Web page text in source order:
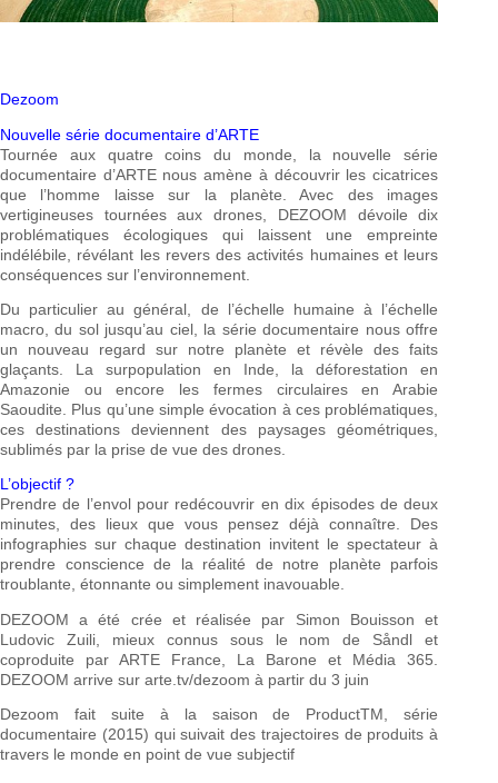
Dezoom
Nouvelle série documentaire d’ARTE
Tournée aux quatre coins du monde, la nouvelle série
documentaire d’ARTE nous amène à découvrir les cicatrices
que l’homme laisse sur la planète. Avec des images
vertigineuses tournées aux drones, DEZOOM dévoile dix
problématiques écologiques qui laissent une empreinte
indélébile, révélant les revers des activités humaines et leurs
conséquences sur l’environnement.
Du particulier au général, de l’échelle humaine à l’échelle
macro, du sol jusqu’au ciel, la série documentaire nous offre
un nouveau regard sur notre planète et révèle des faits
glaçants. La surpopulation en Inde, la déforestation en
Amazonie ou encore les fermes circulaires en Arabie
Saoudite. Plus qu’une simple évocation à ces problématiques,
ces destinations deviennent des paysages géométriques,
sublimés par la prise de vue des drones.
L’objectif ?
Prendre de l’envol pour redécouvrir en dix épisodes de deux
minutes, des lieux que vous pensez déjà connaître. Des
infographies sur chaque destination invitent le spectateur à
prendre conscience de la réalité de notre planète parfois
troublante, étonnante ou simplement inavouable.
DEZOOM a été crée et réalisée par Simon Bouisson et
Ludovic Zuili, mieux connus sous le nom de Såndl et
coproduite par ARTE France, La Barone et Média 365.
DEZOOM arrive sur arte.tv/dezoom à partir du 3 juin
Dezoom fait suite à la saison de ProductTM, série
documentaire (2015) qui suivait des trajectoires de produits à
travers le monde en point de vue subjectif